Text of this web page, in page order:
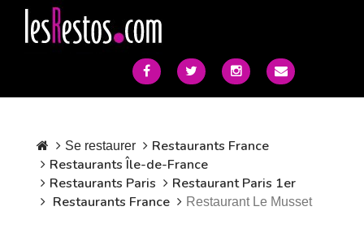
Se restaurer
Restaurants France
Restaurants Île-de-France
Restaurants Paris
Restaurant Paris 1er
Restaurants France
Restaurant Le Musset